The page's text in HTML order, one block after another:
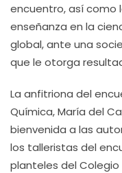
encuentro, así como
enseñanza en la
global, ante una
que le otorga
La anfitriona del
Química, María del
bienvenida a las
los talleristas del
planteles del